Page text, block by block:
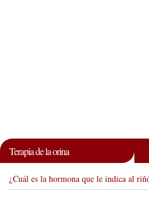
Terapia de la orina
¿Cuál es la hormona que le indica al